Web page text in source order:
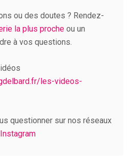
ou des doutes ? Rendez-
la plus proche ou un
à vos questions.
les-videos-
questionner sur nos réseaux
Instagram